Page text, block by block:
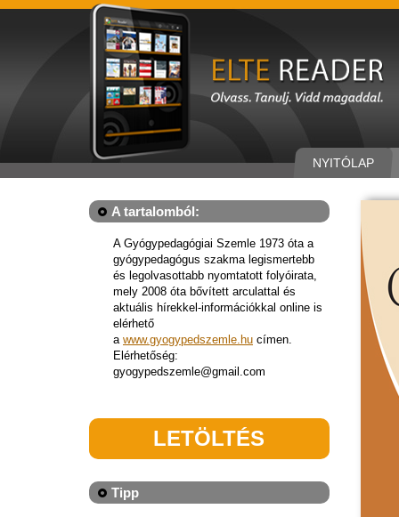
NYITÓLAP
A tartalomból:
A Gyógypedagógiai Szemle 1973 óta a
gyógypedagógus szakma legismertebb
és legolvasottabb nyomtatott folyóirata,
mely 2008 óta bővített arculattal és
aktuális hírekkel-információkkal online is
elérhető
a www.gyogypedszemle.hu címen.
Elérhetőség:
gyogypedszemle@gmail.com
LETÖLTÉS
Tipp